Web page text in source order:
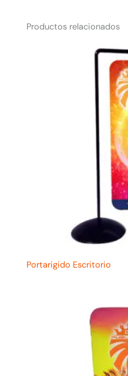
Productos relacionados
Portarigido Escritorio